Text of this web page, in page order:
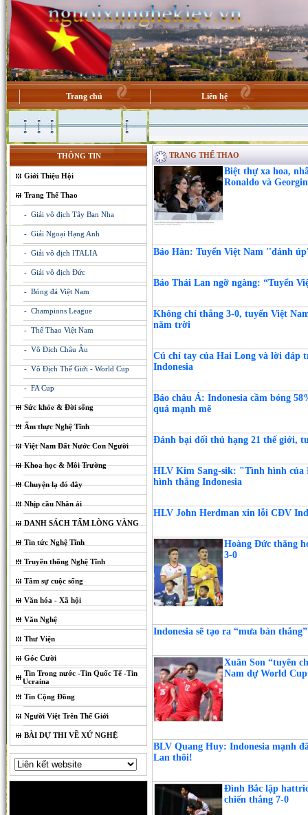
Trang chủ Liên hệ
THÔNG TIN
Giới Thiệu Hội
Trang Thể Thao
- Giải vô địch Tây Ban Nha
- Giải Ngoại Hạng Anh
- Giải vô địch ITALIA
- Giải vô địch Đức
- Bóng đá Việt Nam
- Champions League
- Thể Thao Việt Nam
- Vô Địch Châu Âu
- Vô Địch Thế Giới - World Cup
- FA Cup
Sức khỏe & Đời sống
Ẩm thực Nghệ Tĩnh
Việt Nam Đất Nước Con Người
Khoa học & Môi Trường
Chuyện lạ đó đây
Nhịp cầu Nhân ái
DANH SÁCH TẤM LÒNG VÀNG
Tin tức Nghệ Tĩnh
Truyền thống Nghệ Tĩnh
Tâm sự cuộc sống
Văn hóa - Xã hội
Văn Nghệ
Thư Viện
Góc Cười
Tin Trong nước -Tin Quốc Tế -Tin
Ucraina
Tin Cộng Đồng
Người Việt Trên Thế Giới
BÀI DỰ THI VỀ XỨ NGHỆ
TRANG THỂ THAO
Biệt thự xa hoa,
Ronaldo và
Báo Hàn: Tuyển Việt Nam ''đánh
Báo Thái Lan ngỡ ngàng: “Tuyển
Không chỉ thắng 3-0, tuyển Việt
năm trời
Cú chỉ tay của Hai Long và lời đáp
Indonesia
Báo châu Á: Indonesia cầm bóng
quá mạnh mẽ
Đánh bại đối thủ hạng 21 thế giới,
HLV Kim Sang-sik: "Tình hình
hình thắng Indonesia
HLV John Herdman xin lỗi CĐV
Hoàng Đức thăng
3-0
Indonesia sẽ tạo ra “mưa bàn
Xuân Son “tuyên
Nam dự World Cup
BLV Quang Huy: Indonesia mạnh
Lan thôi!
Đình Bắc lập
chiến thắng 7-0